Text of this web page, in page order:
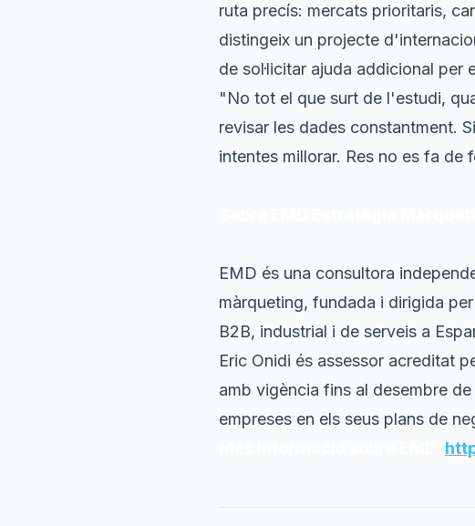
ruta precís: mercats prioritaris,
distingeix un projecte
de sol·licitar ajuda addicional per
"No tot el que surt de l'estudi,
revisar les dades constantment.
intentes millorar. Res no es fa de
EMD és una consultora
màrqueting, fundada i dirigida
B2B, industrial i de serveis a
Eric Onidi és assessor acreditat
amb vigència fins al desembre
empreses en els seus plans de